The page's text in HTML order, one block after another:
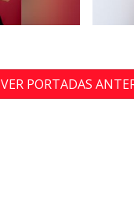
VER PORTADAS